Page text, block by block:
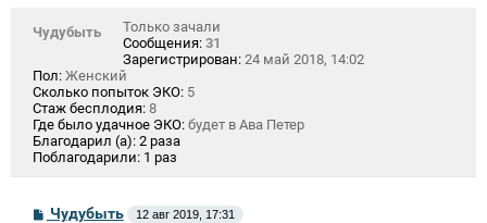
Чудубыть
Только зачали
Сообщения: 31
Зарегистрирован: 24 май 2018, 14:02
Пол: Женский
Сколько попыток ЭКО: 5
Стаж бесплодия: 8
Где было удачное ЭКО: будет в Ава Петер
Благодарил (а): 2 раза
Поблагодарили: 1 раз
СЧудубыть 12 авг 2019, 17:31